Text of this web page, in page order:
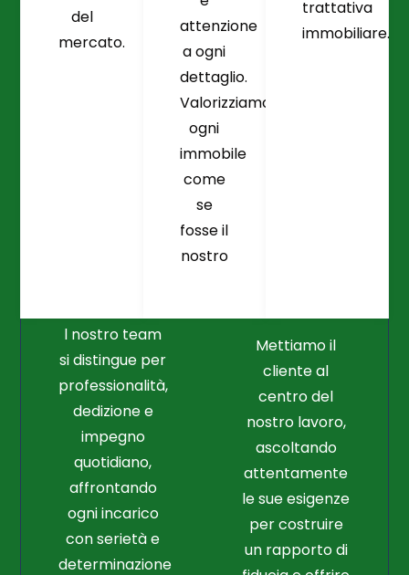
del
mercato.
attenzione
a ogni
dettaglio.
Valorizziamo
ogni
immobile
come
se
fosse il
nostro
trattativa
immobiliare.
l nostro team
si distingue per
professionalità,
dedizione e
impegno
quotidiano,
affrontando
ogni incarico
con serietà e
determinazione
Mettiamo il
cliente al
centro del
nostro lavoro,
ascoltando
attentamente
le sue esigenze
per costruire
un rapporto di